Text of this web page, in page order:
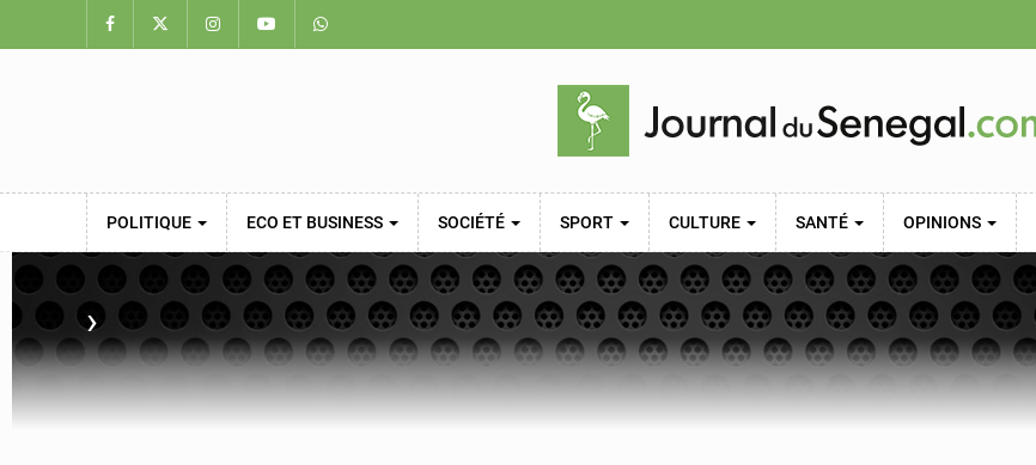
POLITIQUE ECO ET BUSINESS SOCIÉTÉ SPORT CULTURE SANTÉ OPINIONS
›